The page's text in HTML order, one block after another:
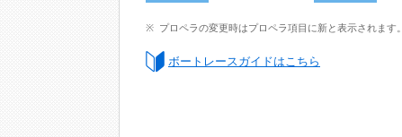
プロペラの変更時はプロペラ項目に新と表示されます。
ボートレースガイドはこちら